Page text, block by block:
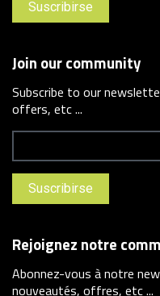
Join our community
Subscribe to our
offers, etc ...
Rejoignez notre
Abonnez-vous à notre
nouveautés, offres, etc ...